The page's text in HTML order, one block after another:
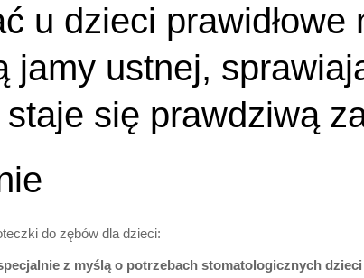
u dzieci
jamy ustnej,
się prawdziwą
do zębów dla dzieci:
z myślą o potrzebach stomatologicznych